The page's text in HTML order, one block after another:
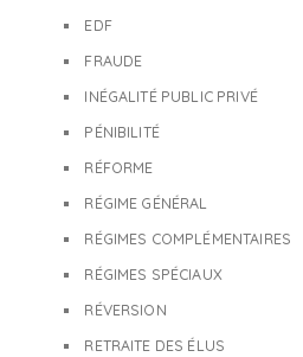
EDF
FRAUDE
INÉGALITÉ PUBLIC PRIVÉ
PÉNIBILITÉ
RÉFORME
RÉGIME GÉNÉRAL
RÉGIMES COMPLÉMENTAIRES
RÉGIMES SPÉCIAUX
RÉVERSION
RETRAITE DES ÉLUS